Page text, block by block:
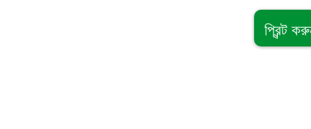
প্রিন্ট